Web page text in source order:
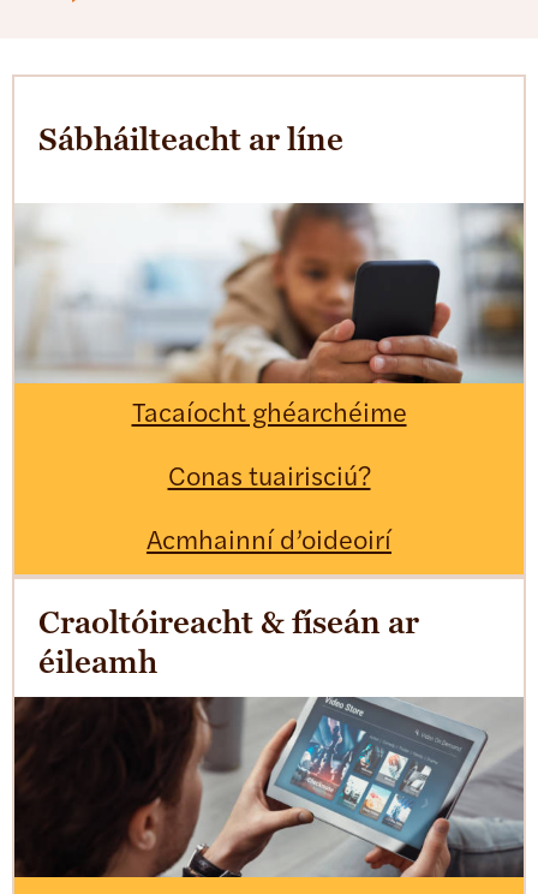
Sábháilteacht ar líne
Tacaíocht ghéarchéime
Conas tuairisciú?
Acmhainní d’oideoirí
Craoltóireacht & físeán ar
éileamh